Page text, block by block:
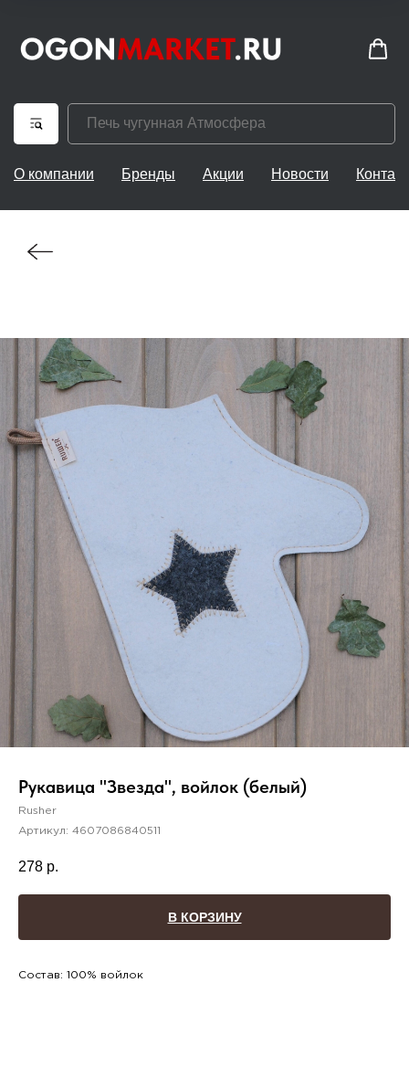
О компании Бренды Акции Новости
Рукавица "Звезда", войлок (белый)
Rusher
Артикул: 4607086840511
278 р.
В КОРЗИНУ
Состав: 100% войлок